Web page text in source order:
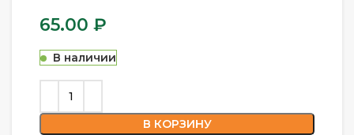
65.00 ₽
В наличии
В КОРЗИНУ